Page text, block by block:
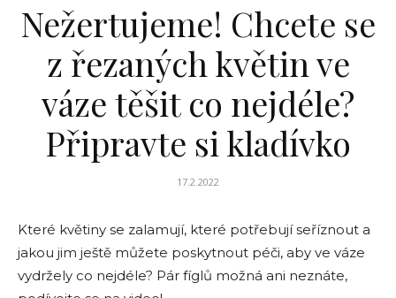
Nežertujeme! Chcete se
z řezaných květin ve
váze těšit co nejdéle?
Připravte si kladívko
17.2.2022
Které květiny se zalamují, které potřebují seříznout a
jakou jim ještě můžete poskytnout péči, aby ve váze
vydržely co nejdéle? Pár fíglů možná ani neznáte,